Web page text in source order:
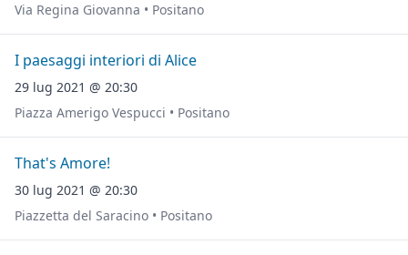
Via Regina Giovanna • Positano
I paesaggi interiori di Alice
29 lug 2021 @ 20:30
Piazza Amerigo Vespucci • Positano
That's Amore!
30 lug 2021 @ 20:30
Piazzetta del Saracino • Positano